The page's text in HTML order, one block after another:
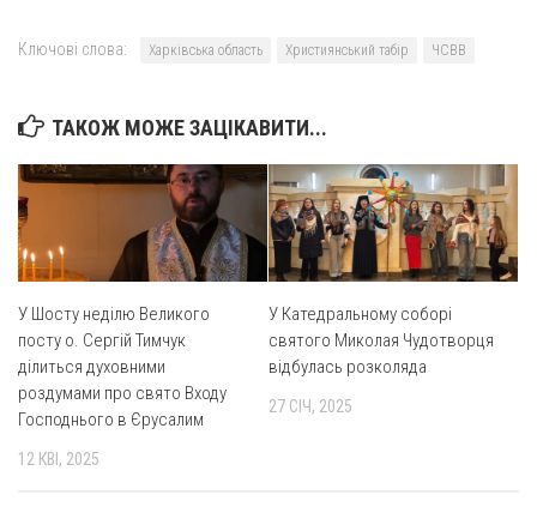
Комісія з питань душпастирства охорони здоров’я
Квіти Слобожанщини
Харківщина
Полтавщина
Сумщина
Оголошення
Трансляції
Ключові слова: Харківська область Християнський табір ЧСВВ
ТАКОЖ МОЖЕ ЗАЦІКАВИТИ...
У Шосту неділю Великого
посту о. Сергій Тимчук
ділиться духовними
роздумами про свято Входу
Господнього в Єрусалим
12 КВІ, 2025
У Катедральному соборі
святого Миколая Чудотворця
відбулась розколяда
27 СІЧ, 2025